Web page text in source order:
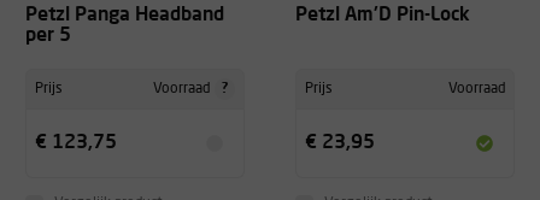
Petzl Panga Headband
per 5
Prijs Voorraad ?
€ 123,75
Petzl Am'D Pin-Lock
Prijs Voorraad
€ 23,95